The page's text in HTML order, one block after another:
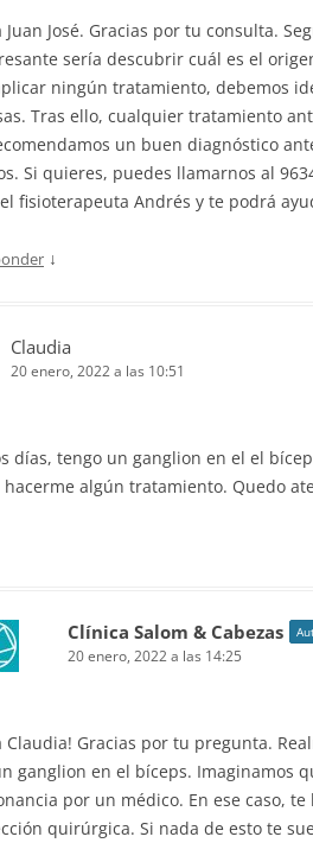
Juan José. Gracias por tu consulta.
sería descubrir cuál es el
ningún tratamiento, debemos
Tras ello, cualquier tratamiento
un buen diagnóstico
Si quieres, puedes llamarnos al
fisioterapeuta Andrés y te podrá
↓
Claudia
20 enero, 2022 a las 10:51
días, tengo un ganglion en el el
algún tratamiento. Quedo
Clínica Salom & Cabezas
20 enero, 2022 a las 14:25
Claudia! Gracias por tu pregunta.
ganglion en el bíceps. Imaginamos
por un médico. En ese caso,
quirúrgica. Si nada de esto te